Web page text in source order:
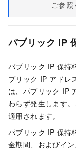
ご参照
パブリック IP
パブリック IP 保持
ブリック IP アドレ
は、パブリック IP
わらず発生します
適用されます。
パブリック IP 保持
金期間、およびイ